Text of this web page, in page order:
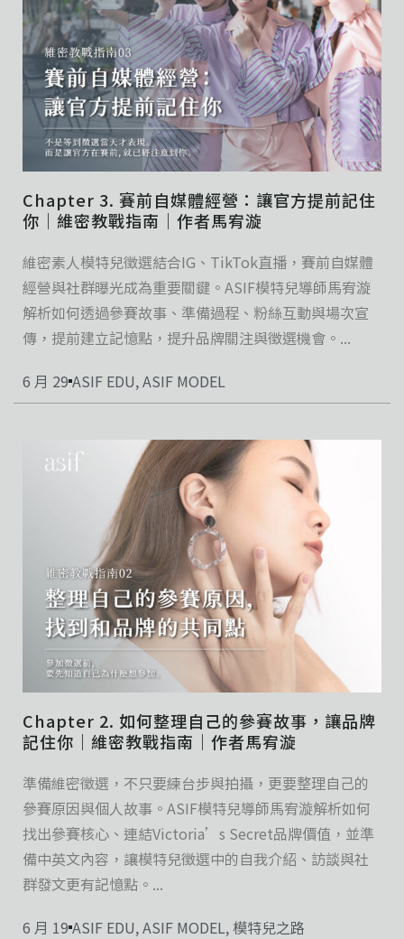
Chapter 3. 賽前自媒體經營：讓官方提前記住
你｜維密教戰指南｜作者馬宥漩
維密素人模特兒徵選結合IG、TikTok直播，賽前自媒體
經營與社群曝光成為重要關鍵。ASIF模特兒導師馬宥漩
解析如何透過參賽故事、準備過程、粉絲互動與場次宣
傳，提前建立記憶點，提升品牌關注與徵選機會。...
6 月 29 ASIF EDU,ASIF MODEL
Chapter 2. 如何整理自己的參賽故事，讓品牌
記住你｜維密教戰指南｜作者馬宥漩
準備維密徵選，不只要練台步與拍攝，更要整理自己的
參賽原因與個人故事。ASIF模特兒導師馬宥漩解析如何
找出參賽核心、連結Victoria’s Secret品牌價值，並準
備中英文內容，讓模特兒徵選中的自我介紹、訪談與社
群發文更有記憶點。...
6 月 19 ASIF EDU,ASIF MODEL,模特兒之路